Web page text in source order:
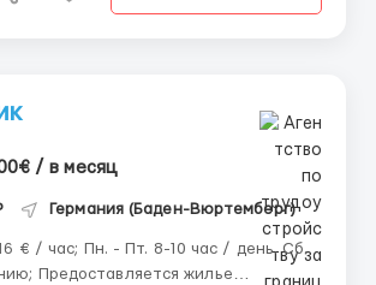
/ в месяц
Германия (Баден-Вюртемберг)
жилье